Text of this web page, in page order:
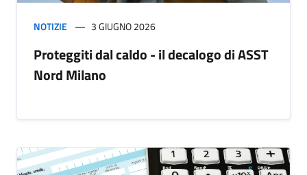
NOTIZIE 3 GIUGNO 2026
Proteggiti dal caldo - il decalogo di ASST
Nord Milano